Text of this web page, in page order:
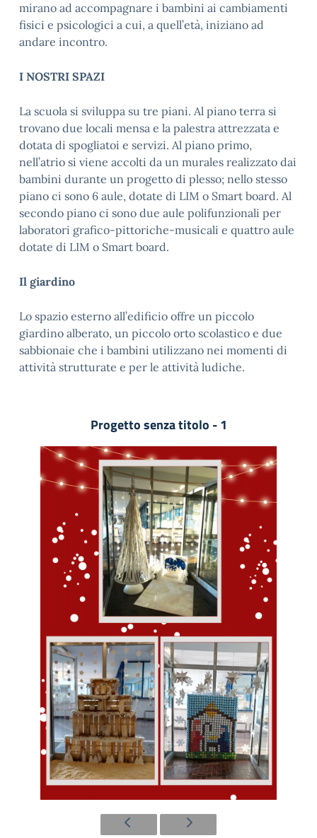
mirano ad accompagnare i bambini ai cambiamenti
fisici e psicologici a cui, a quell’età, iniziano ad
andare incontro.
I NOSTRI SPAZI
La scuola si sviluppa su tre piani. Al piano terra si
trovano due locali mensa e la palestra attrezzata e
dotata di spogliatoi e servizi. Al piano primo,
nell’atrio si viene accolti da un murales realizzato dai
bambini durante un progetto di plesso; nello stesso
piano ci sono 6 aule, dotate di LIM o Smart board. Al
secondo piano ci sono due aule polifunzionali per
laboratori grafico-pittoriche-musicali e quattro aule
dotate di LIM o Smart board.
Il giardino
Lo spazio esterno all’edificio offre un piccolo
giardino alberato, un piccolo orto scolastico e due
sabbionaie che i bambini utilizzano nei momenti di
attività strutturate e per le attività ludiche.
Progetto senza titolo - 1